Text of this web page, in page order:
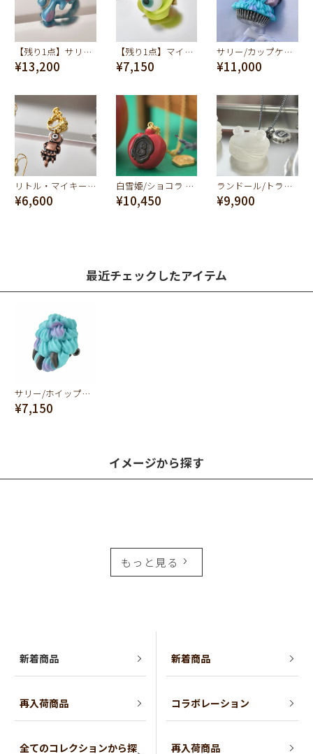
【残り1点】サリー/メルトリング【ディズニー アクセサリー】【モンスターズインク】
¥13,200
【残り1点】マイク/ホイップクリーム ピアス【ディズニー アクセサリー】【モンスターズインク】
¥7,150
サリー/カップケーキ ネックレス【ディズニー アクセサリー】【モンスターズインク】
¥11,000
リトル・マイキー/チョコレート イヤリング【ディズニー アクセサリー】【モンスターズインク】
¥6,600
白雪姫/ショコラ ネックレス【ディズニー アクセサリー】
¥10,450
ランドール/トランスペアレントマカロン ネックレス【ディズニー アクセサリー】【モンスターズインク】
¥9,900
最近チェックしたアイテム
サリー/ホイップクリーム イヤリング【ディズニー アクセサリー】【モンスターズインク】
¥7,150
イメージから探す
もっと見る
新着商品
再入荷商品
全てのコレクションから探
新着商品
コラボレーション
再入荷商品